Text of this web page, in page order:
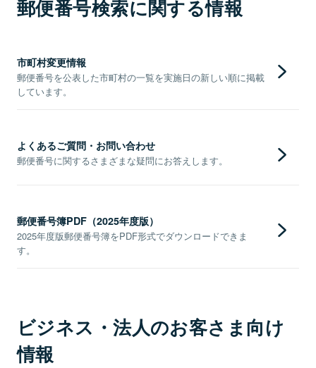
郵便番号検索に関する情報
市町村変更情報
郵便番号を公表した市町村の一覧を実施日の新しい順に掲載
しています。
よくあるご質問・お問い合わせ
郵便番号に関するさまざまな疑問にお答えします。
郵便番号簿PDF（2025年度版）
2025年度版郵便番号簿をPDF形式でダウンロードできま
す。
ビジネス・法人のお客さま向け
情報